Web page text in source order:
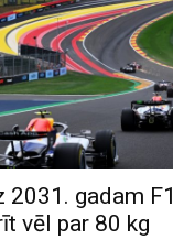
2031. gadam F1
vēl par 80 kg